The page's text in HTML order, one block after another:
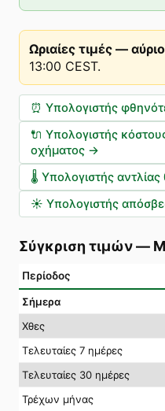
Ωριαίες τιμές — αύριο
13:00 CEST.
⏰ Υπολογιστής
🔌 Υπολογιστής
οχήματος →
🌡️ Υπολογιστής
☀️ Υπολογιστής
Σύγκριση τιμών—
Περίοδος
Σήμερα
Χθες
Τελευταίες 7 ημέρες
Τελευταίες 30 ημέρες
Τρέχων μήνας